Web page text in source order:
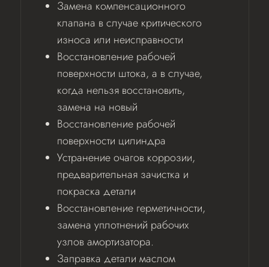
Замена компенсационного
клапана в случае критического
износа или неисправности
Восстановление рабочей
поверхности штока, а в случае,
когда нельзя восстановить,
замена на новый
Восстановление рабочей
поверхности цилиндра
Устранение очагов коррозии,
предварительная зачистка и
покраска детали
Восстановление герметичности,
замена уплотнений рабочих
узлов амортизатора.
Заправка детали маслом